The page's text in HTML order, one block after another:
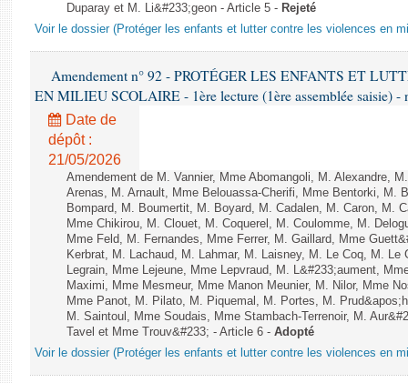
Duparay et M. Li&#233;geon - Article 5 - Rejeté
Voir le dossier (Protéger les enfants et lutter contre les violences en
Amendement n° 92 - PROTÉGER LES ENFANTS ET
EN MILIEU SCOLAIRE - 1ère lecture (1ère assemblée saisie) -
Date de
dépôt :
21/05/2026
Amendement de M. Vannier, Mme Abomangoli, M. Alexandre,
Arenas, M. Arnault, Mme Belouassa-Cherifi, Mme Bentorki, M.
Bompard, M. Boumertit, M. Boyard, M. Cadalen, M. Caron, M.
Mme Chikirou, M. Clouet, M. Coquerel, M. Coulomme, M.
Mme Feld, M. Fernandes, Mme Ferrer, M. Gaillard, Mme
Kerbrat, M. Lachaud, M. Lahmar, M. Laisney, M. Le Coq, M. Le
Legrain, Mme Lejeune, Mme Lepvraud, M. L&#233;aument,
Maximi, Mme Mesmeur, Mme Manon Meunier, M. Nilor, Mme
Mme Panot, M. Pilato, M. Piquemal, M. Portes, M.
M. Saintoul, Mme Soudais, Mme Stambach-Terrenoir, M.
Tavel et Mme Trouv&#233; - Article 6 - Adopté
Voir le dossier (Protéger les enfants et lutter contre les violences en